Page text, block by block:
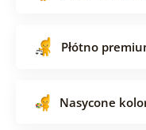
Płótno
Nasycone